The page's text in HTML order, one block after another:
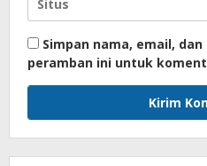
Simpan nama, email,
peramban ini untuk